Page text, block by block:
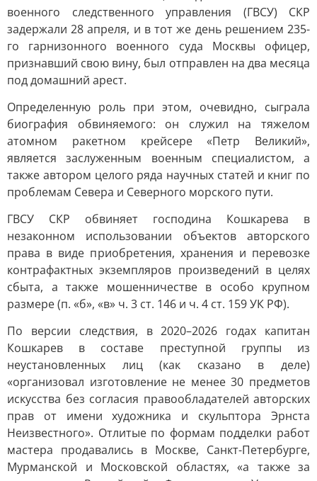
военного следственного управления (ГВСУ) СКР
задержали 28 апреля, и в тот же день решением 235-
го гарнизонного военного суда Москвы офицер,
признавший свою вину, был отправлен на два месяца
под домашний арест.
Определенную роль при этом, очевидно, сыграла
биография обвиняемого: он служил на тяжелом
атомном ракетном крейсере «Петр Великий»,
является заслуженным военным специалистом, а
также автором целого ряда научных статей и книг по
проблемам Севера и Северного морского пути.
ГВСУ СКР обвиняет господина Кошкарева в
незаконном использовании объектов авторского
права в виде приобретения, хранения и перевозке
контрафактных экземпляров произведений в целях
сбыта, а также мошенничестве в особо крупном
размере (п. «б», «в» ч. 3 ст. 146 и ч. 4 ст. 159 УК РФ).
По версии следствия, в 2020–2026 годах капитан
Кошкарев в составе преступной группы из
неустановленных лиц (как сказано в деле)
«организовал изготовление не менее 30 предметов
искусства без согласия правообладателей авторских
прав от имени художника и скульптора Эрнста
Неизвестного». Отлитые по формам подделки работ
мастера продавались в Москве, Санкт-Петербурге,
Мурманской и Московской областях, «а также за